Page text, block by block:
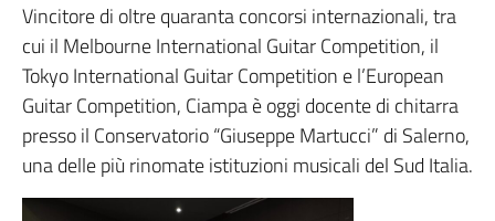
Vincitore di oltre quaranta concorsi internazionali, tra
cui il Melbourne International Guitar Competition, il
Tokyo International Guitar Competition e l’European
Guitar Competition, Ciampa è oggi docente di chitarra
presso il Conservatorio “Giuseppe Martucci” di Salerno,
una delle più rinomate istituzioni musicali del Sud Italia.